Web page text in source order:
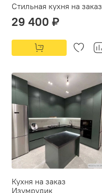
Стильная кухня на заказ
29 400 ₽
Кухня на заказ
Изумрудик